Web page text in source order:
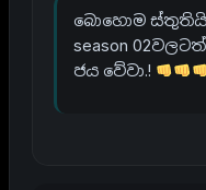
බොහොම ස්තුතියි
season
ජය වේවා.!